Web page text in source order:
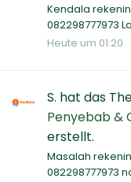
Kendala
082298777973
Heute um 01:20
S. hat das
Penyebab &
erstellt.
Masalah
082298777973